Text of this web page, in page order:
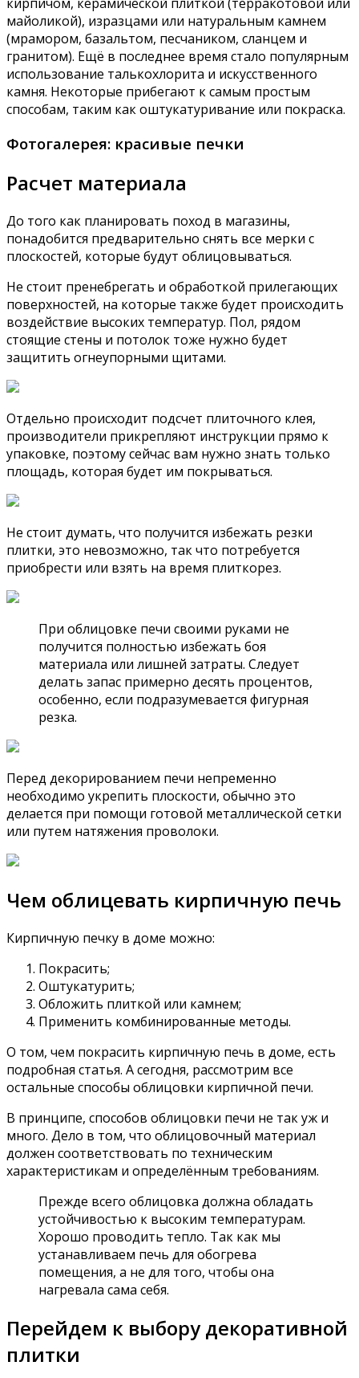
кирпичом, керамической плиткой (терракотовой или
майоликой), изразцами или натуральным камнем
(мрамором, базальтом, песчаником, сланцем и
гранитом). Ещё в последнее время стало популярным
использование талькохлорита и искусственного
камня. Некоторые прибегают к самым простым
способам, таким как оштукатуривание или покраска.
Фотогалерея: красивые печки
Расчет материала
До того как планировать поход в магазины,
понадобится предварительно снять все мерки с
плоскостей, которые будут облицовываться.
Не стоит пренебрегать и обработкой прилегающих
поверхностей, на которые также будет происходить
воздействие высоких температур. Пол, рядом
стоящие стены и потолок тоже нужно будет
защитить огнеупорными щитами.
Отдельно происходит подсчет плиточного клея,
производители прикрепляют инструкции прямо к
упаковке, поэтому сейчас вам нужно знать только
площадь, которая будет им покрываться.
Не стоит думать, что получится избежать резки
плитки, это невозможно, так что потребуется
приобрести или взять на время плиткорез.
При облицовке печи своими руками не
получится полностью избежать боя
материала или лишней затраты. Следует
делать запас примерно десять процентов,
особенно, если подразумевается фигурная
резка.
Перед декорированием печи непременно
необходимо укрепить плоскости, обычно это
делается при помощи готовой металлической сетки
или путем натяжения проволоки.
Чем облицевать кирпичную печь
Кирпичную печку в доме можно:
Покрасить;
Оштукатурить;
Обложить плиткой или камнем;
Применить комбинированные методы.
О том, чем покрасить кирпичную печь в доме, есть
подробная статья. А сегодня, рассмотрим все
остальные способы облицовки кирпичной печи.
В принципе, способов облицовки печи не так уж и
много. Дело в том, что облицовочный материал
должен соответствовать по техническим
характеристикам и определённым требованиям.
Прежде всего облицовка должна обладать
устойчивостью к высоким температурам.
Хорошо проводить тепло. Так как мы
устанавливаем печь для обогрева
помещения, а не для того, чтобы она
нагревала сама себя.
Перейдем к выбору декоративной
плитки